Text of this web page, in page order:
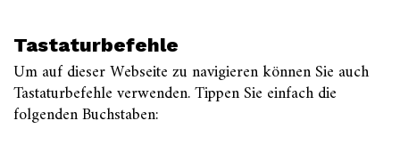
Tastaturbefehle
Um auf dieser Webseite zu navigieren können Sie auch
Tastaturbefehle verwenden. Tippen Sie einfach die
folgenden Buchstaben: